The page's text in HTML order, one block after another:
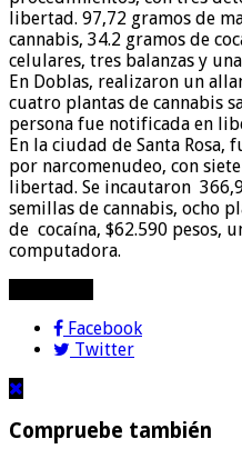
libertad. 97,72 gramos de
cannabis, 34.2 gramos de
celulares, tres balanzas y
En Doblas, realizaron un
cuatro plantas de cannabis
persona fue notificada en
En la ciudad de Santa
por narcomenudeo, con
libertad. Se incautaron
semillas de cannabis, ocho
de cocaína, $62.590 pesos,
computadora.
Facebook
Twitter
Compruebe también